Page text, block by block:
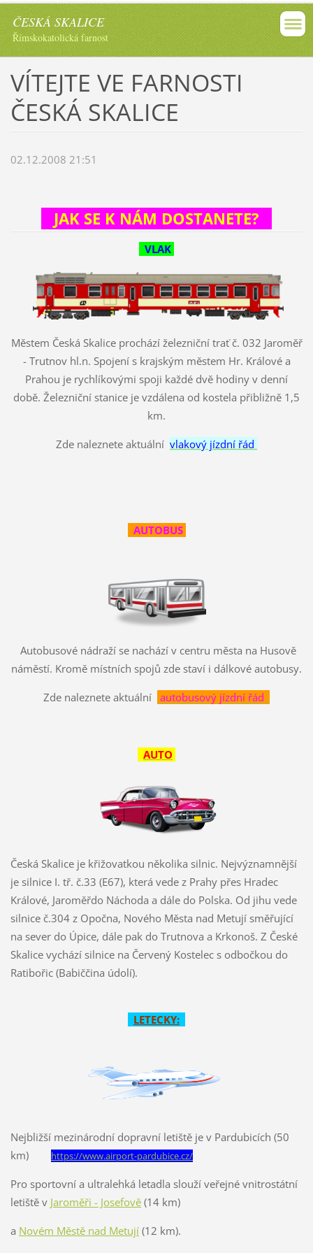
ČESKÁ SKALICE
Římskokatolická farnost
VÍTEJTE VE FARNOSTI
ČESKÁ SKALICE
02.12.2008 21:51
JAK SE K NÁM DOSTANETE?
VLAK
Městem Česká Skalice prochází železniční trať č. 032 Jaroměř
- Trutnov hl.n. Spojení s krajským městem Hr. Králové a
Prahou je rychlíkovými spoji každé dvě hodiny v denní
době. Železniční stanice je vzdálena od kostela přibližně 1,5
km.
Zde naleznete aktuální vlakový jízdní řád
AUTOBUS
Autobusové nádraží se nachází v centru města na Husově
náměstí. Kromě místních spojů zde staví i dálkové autobusy.
Zde naleznete aktuální autobusový jízdní řád
AUTO
Česká Skalice je křižovatkou několika silnic. Nejvýznamnější
je silnice I. tř. č.33 (E67), která vede z Prahy přes Hradec
Králové, Jaroměřdo Náchoda a dále do Polska. Od jihu vede
silnice č.304 z Opočna, Nového Města nad Metují směřující
na sever do Úpice, dále pak do Trutnova a Krkonoš. Z České
Skalice vychází silnice na Červený Kostelec s odbočkou do
Ratibořic (Babiččina údolí).
LETECKY:
Nejbližší mezinárodní dopravní letiště je v Pardubicích (50
km)
https://www.airport-pardubice.cz/
Pro sportovní a ultralehká letadla slouží veřejné vnitrostátní
letiště v Jaroměři - Josefově(14 km)
a Novém Městě nad Metují(12 km).